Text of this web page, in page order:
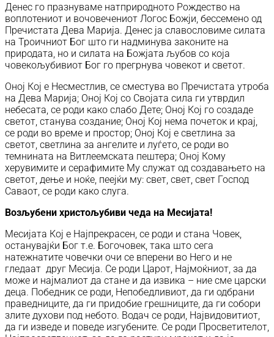
Денес го празнуваме натприродното Рождество на
воплотениот и вочовечениот Логос Божји, бессемено од
Пречистата Дева Марија. Денес ја славословиме силата
на Троичниот Бог што ги надминува законите на
природата, но и силата на Божјата љубов со која
човекољубивиот Бог го прегрнува човекот и светот.
Оној Кој е Несместлив, се сместува во Пречистата утроба
на Дева Марија; Оној Кој со Својата сила ги утврдил
небесата, се роди како слабо Дете; Оној Кој го создаде
светот, станува создание; Оној Кој нема почеток и крај,
се роди во време и простор; Оној Кој е светлина за
светот, светлина за ангелите и луѓето, се роди во
темнината на Витлеемската пештера; Оној Кому
херувимите и серафимите Му служат од создавањето на
светот, дење и ноќе, пеејќи му: свет, свет, свет Господ
Саваот, се роди како слуга.
Возљубени христољубиви чеда на Месијата!
Месијата Кој е Најпрекрасен, се роди и стана Човек,
останувајќи Бог т.е. Богочовек, така што сега
натежнатите човечки очи се вперени во Него и не
гледаат друг Месија. Се роди Царот, Најмоќниот, за да
може и најмалиот да стане и да извика – ние сме царски
деца. Победник се роди, Непобедливиот, да ги одбрани
праведниците, да ги придобие грешниците, да ги собори
злите духови под небото. Водач се роди, Највидовитиот,
да ги изведе и поведе изгубените. Се роди Просветителот,